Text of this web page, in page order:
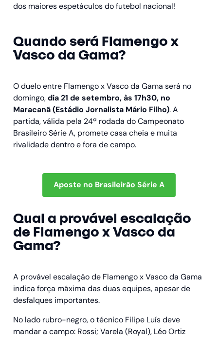
dos maiores espetáculos do futebol nacional!
Quando será Flamengo x
Vasco da Gama?
O duelo entre Flamengo x Vasco da Gama será no
domingo,dia 21 de setembro, às 17h30, no
Maracanã (Estádio Jornalista Mário Filho). A
partida, válida pela 24ª rodada do Campeonato
Brasileiro Série A, promete casa cheia e muita
rivalidade dentro e fora de campo.
Aposte no Brasileirão Série A
Qual a provável escalação
de Flamengo x Vasco da
Gama?
A provável escalação de Flamengo x Vasco da Gama
indica força máxima das duas equipes, apesar de
desfalques importantes.
No lado rubro-negro, o técnico Filipe Luís deve
mandar a campo: Rossi; Varela (Royal), Léo Ortiz